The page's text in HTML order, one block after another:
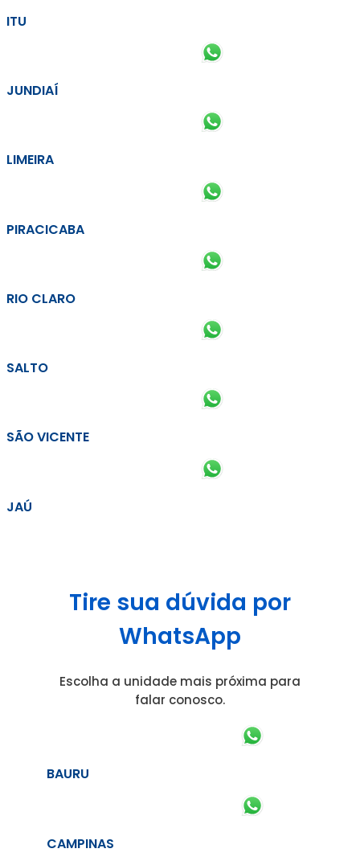
ITU
JUNDIAÍ
LIMEIRA
PIRACICABA
RIO CLARO
SALTO
SÃO VICENTE
JAÚ
Tire sua dúvida por
WhatsApp
Escolha a unidade mais próxima para
falar conosco.
BAURU
CAMPINAS